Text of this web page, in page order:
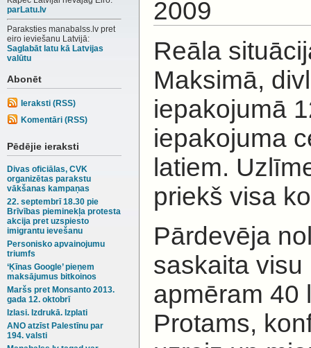
parLatu.lv
Paraksties manabalss.lv pret
eiro ieviešanu Latvijā:
Saglabāt latu kā Latvijas
valūtu
Abonēt
Ieraksti (RSS)
Komentāri (RSS)
Pēdējie ieraksti
Divas oficiālas, CVK
organizētas parakstu
vākšanas kampaņas
22. septembrī 18.30 pie
Brīvības pieminekļa protesta
akcija pret uzspiesto
imigrantu ievešanu
Personisko apvainojumu
triumfs
‘Ķīnas Google’ pieņem
maksājumus bitkoinos
Maršs pret Monsanto 2013.
gada 12. oktobrī
Izlasi. Izdrukā. Izplati
ANO atzīst Palestīnu par
194. valsti
2009
Reāla
Maksimā,
iepakojumā
iepakojuma
latiem.
priekš visa
Pārdevēja
saskaita
apmēram 40
Protams,